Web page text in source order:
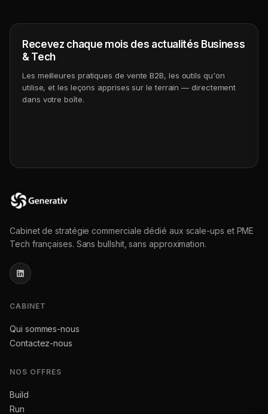
Recevez chaque mois des actualités Business
& Tech
Les meilleures pratiques de vente B2B, les outils qu'on
utilise, et les leçons apprises sur le terrain — directement
dans votre boîte.
Cabinet de stratégie commerciale dédié aux scale-ups et PME
Tech françaises. Sans bullshit, sans approximation.
CABINET
Qui sommes-nous
Contactez-nous
NOS OFFRES
Build
Run